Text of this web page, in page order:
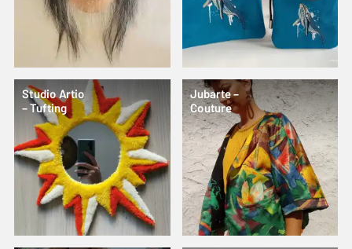
Studio Artio
– Tufting
Jubarte –
Couture